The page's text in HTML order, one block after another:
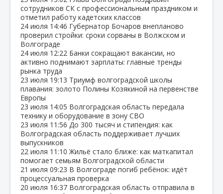
сотрудников СК с профессиональным праздником и
отметил работу кадетских классов
24 июля 14:46 Губернатор Бочаров внепланово
проверил стройки: сроки сорваны в Волжском и
Волгограде
24 июля 12:22 Банки сокращают вакансии, но
активно поднимают зарплаты: главные тренды
рынка труда
23 июля 19:13 Триумф волгоградской школы
плавания: золото Полины Козякиной на первенстве
Европы
23 июля 14:05 Волгоградская область передала
технику и оборудование в зону СВО
23 июля 11:56 До 300 тысяч и стипендия: как
Волгоградская область поддерживает лучших
выпускников
22 июля 11:10 Жильё стало ближе: как маткапитал
помогает семьям Волгоградской области
21 июля 09:23 В Волгограде погиб ребёнок: идёт
процессуальная проверка
20 июля 16:37 Волгоградская область отправила в